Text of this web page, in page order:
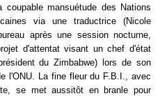
mansuétude des Nations
via une traductrice (Nicole
après une session nocturne,
d'attentat visant un chef d'état
du Zimbabwe) lors de son
l'ONU. La fine fleur du F.B.I., avec
se met aussitôt en branle pour